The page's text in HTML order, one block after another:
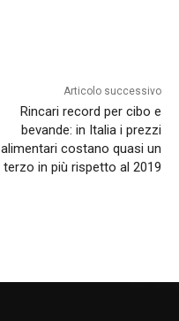
Articolo successivo
Rincari record per cibo e
bevande: in Italia i prezzi
alimentari costano quasi un
terzo in più rispetto al 2019